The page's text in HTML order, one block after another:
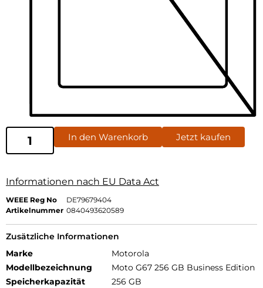
In den Warenkorb Jetzt kaufen
Informationen nach EU Data Act
WEEE Reg No
DE79679404
Artikelnummer 0840493620589
Zusätzliche Informationen
Marke
Motorola
Modellbezeichnung
Moto G67 256 GB Business Edition
Speicherkapazität
256 GB